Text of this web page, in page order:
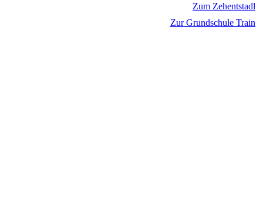
Zum Zehentstadl
Zur Grundschule Train